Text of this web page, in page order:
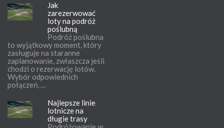
Jak
zarezerwować
loty na podróż
poślubną
Podróż poślubna
to wyjątkowy moment, który
zasługuje na staranne
zaplanowanie, zwłaszcza jeśli
chodzi o rezerwację lotów.
Wybór odpowiednich
połączeń, …
Najlepsze linie
lotnicze na
długie trasy